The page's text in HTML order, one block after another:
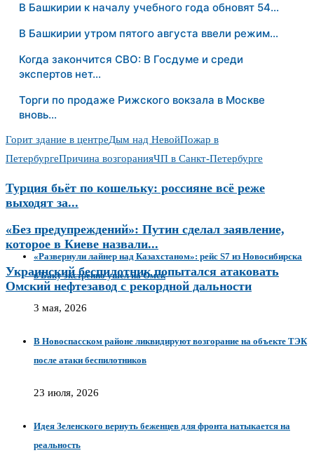
В Башкирии к началу учебного года обновят 54…
В Башкирии утром пятого августа ввели режим…
Когда закончится СВО: В Госдуме и среди
экспертов нет…
Торги по продаже Рижского вокзала в Москве
вновь…
Горит здание в центреДым над НевойПожар в
ПетербургеПричина возгоранияЧП в Санкт-Петербурге
Турция бьёт по кошельку: россияне всё реже
выходят за...
«Без предупреждений»: Путин сделал заявление,
которое в Киеве назвали...
Украинский беспилотник попытался атаковать
Омский нефтезавод с рекордной дальности
«Развернули лайнер над Казахстаном»: рейс S7 из Новосибирска
в Баку экстренно ушел на Омск
3 мая, 2026
В Новоспасском районе ликвидируют возгорание на объекте ТЭК
после атаки беспилотников
23 июля, 2026
Идея Зеленского вернуть беженцев для фронта натыкается на
реальность